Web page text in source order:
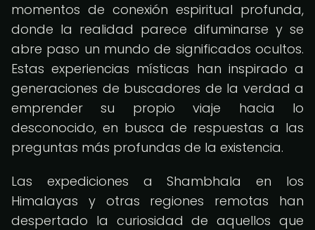
momentos de conexión espiritual profunda,
donde la realidad parece difuminarse y se
abre paso un mundo de significados ocultos.
Estas experiencias místicas han inspirado a
generaciones de buscadores de la verdad a
emprender su propio viaje hacia lo
desconocido, en busca de respuestas a las
preguntas más profundas de la existencia.
Las expediciones a Shambhala en los
Himalayas y otras regiones remotas han
despertado la curiosidad de aquellos que